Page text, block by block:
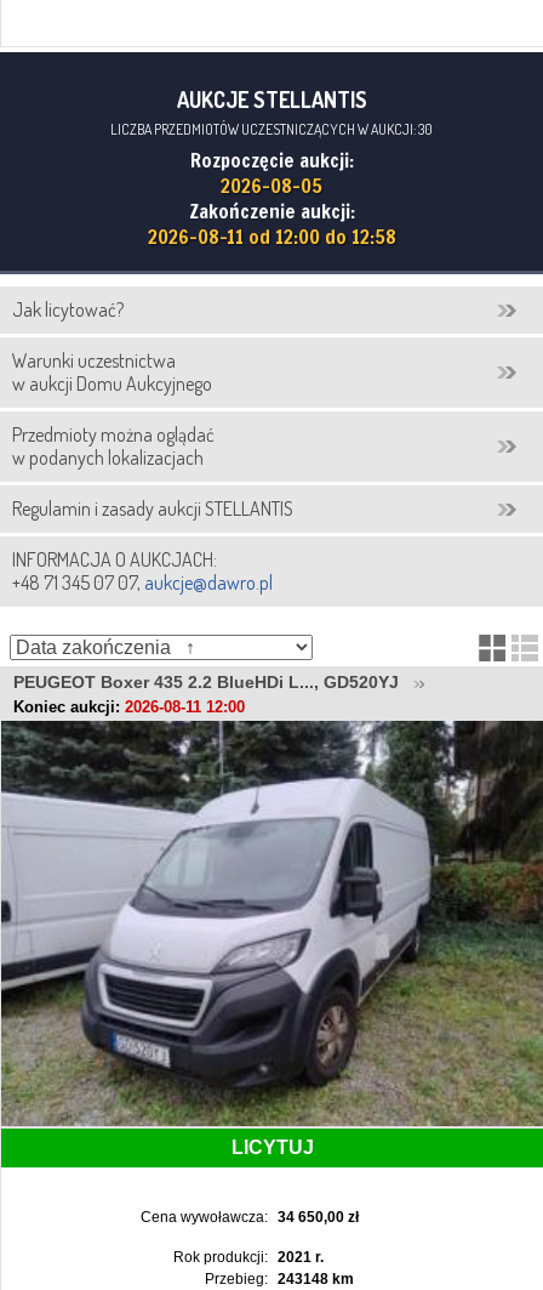
AUKCJE STELLANTIS
LICZBA PRZEDMIOTÓW UCZESTNICZĄCYCH W AUKCJI: 30
Rozpoczęcie aukcji:
2026-08-05
Zakończenie aukcji:
2026-08-11 od 12:00 do 12:58
Jak licytować?
Warunki uczestnictwa
w aukcji Domu Aukcyjnego
Przedmioty można oglądać
w podanych lokalizacjach
Regulamin i zasady aukcji STELLANTIS
INFORMACJA O AUKCJACH:
+48 71 345 07 07, aukcje@dawro.pl
PEUGEOT Boxer 435 2.2 BlueHDi L..., GD520YJ
Koniec aukcji: 2026-08-11 12:00
LICYTUJ
Cena wywoławcza: 34 650,00 zł
Rok produkcji:
2021 r.
Przebieg:
243148 km